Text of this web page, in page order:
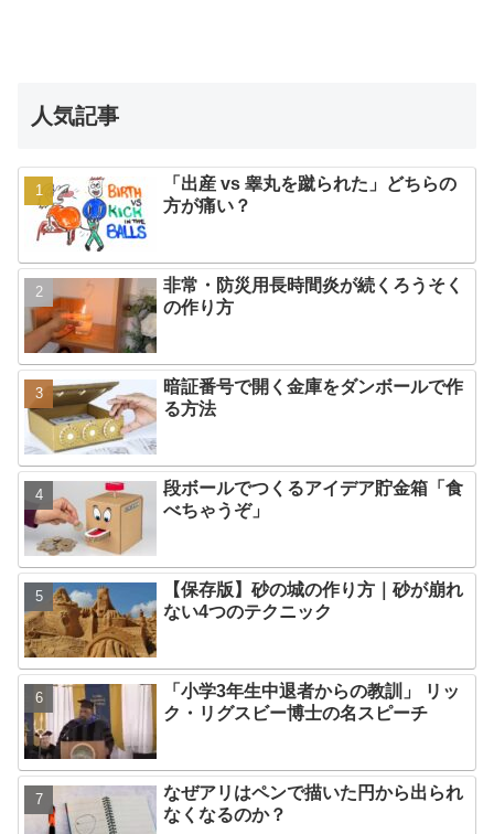
人気記事
「出産 vs 睾丸を蹴られた」どちらの
方が痛い？
非常・防災用長時間炎が続くろうそく
の作り方
暗証番号で開く金庫をダンボールで作
る方法
段ボールでつくるアイデア貯金箱「食
べちゃうぞ」
【保存版】砂の城の作り方｜砂が崩れ
ない4つのテクニック
「小学3年生中退者からの教訓」 リッ
ク・リグスビー博士の名スピーチ
なぜアリはペンで描いた円から出られ
なくなるのか？